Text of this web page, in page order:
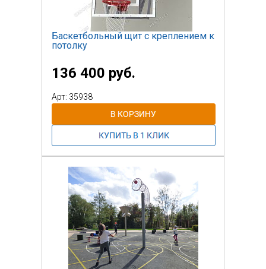
Баскетбольный щит с креплением к
потолку
136 400 руб.
Арт: 35938